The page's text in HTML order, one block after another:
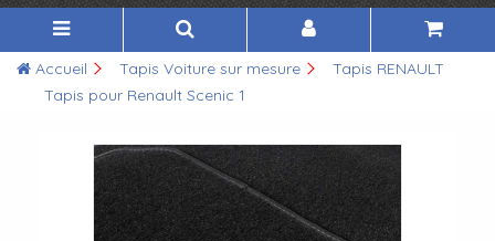
Accueil Tapis Voiture sur mesure
Tapis RENAULT
Tapis pour Renault Scenic 1